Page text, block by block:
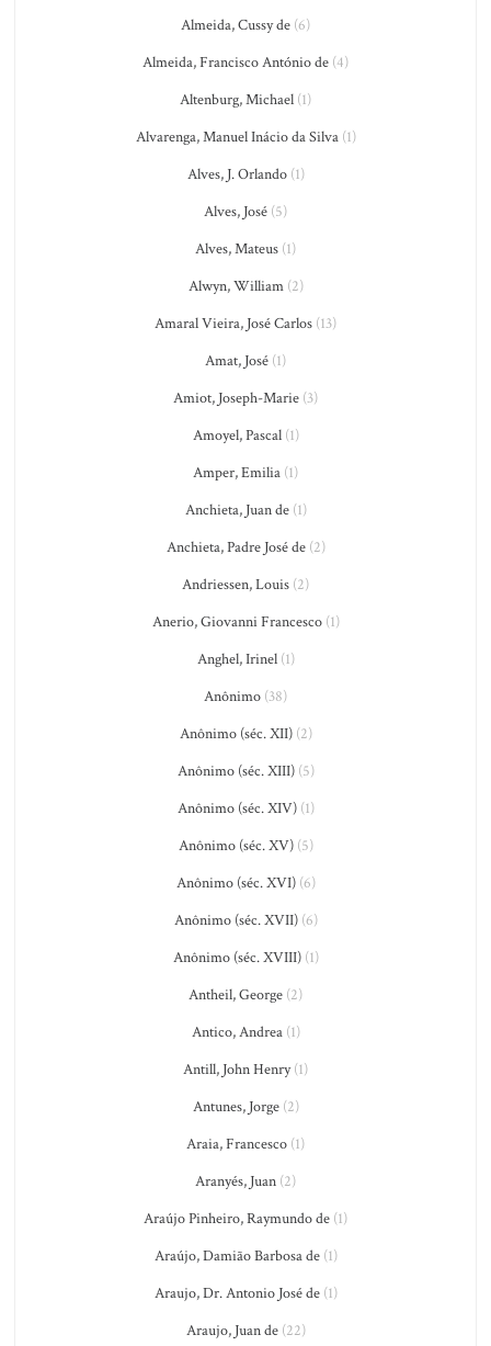
Almeida, Cussy de (6)
Almeida, Francisco António de (4)
Altenburg, Michael (1)
Alvarenga, Manuel Inácio da Silva(1)
Alves, J. Orlando(1)
Alves, José (5)
Alves, Mateus (1)
Alwyn, William(2)
Amaral Vieira, José Carlos (13)
Amat, José (1)
Amiot, Joseph-Marie (3)
Amoyel, Pascal(1)
Amper, Emilia (1)
Anchieta, Juan de(1)
Anchieta, Padre José de(2)
Andriessen, Louis (2)
Anerio, Giovanni Francesco(1)
Anghel, Irinel(1)
Anônimo (38)
Anônimo (séc. XII)(2)
Anônimo (séc. XIII)(5)
Anônimo (séc. XIV)(1)
Anônimo (séc. XV)(5)
Anônimo (séc. XVI)(6)
Anônimo (séc. XVII)(6)
Anônimo (séc. XVIII)(1)
Antheil, George (2)
Antico, Andrea(1)
Antill, John Henry(1)
Antunes, Jorge(2)
Araia, Francesco (1)
Aranyés, Juan (2)
Araújo Pinheiro, Raymundo de (1)
Araújo, Damião Barbosa de(1)
Araujo, Dr. Antonio José de(1)
Araujo, Juan de(22)